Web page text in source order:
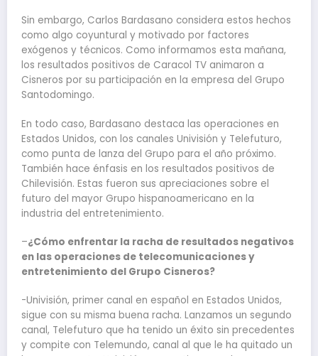
Sin embargo, Carlos Bardasano considera estos hechos
como algo coyuntural y motivado por factores
exógenos y técnicos. Como informamos esta mañana,
los resultados positivos de Caracol TV animaron a
Cisneros por su participación en la empresa del Grupo
Santodomingo.
En todo caso, Bardasano destaca las operaciones en
Estados Unidos, con los canales Univisión y Telefuturo,
como punta de lanza del Grupo para el año próximo.
También hace énfasis en los resultados positivos de
Chilevisión. Estas fueron sus apreciaciones sobre el
futuro del mayor Grupo hispanoamericano en la
industria del entretenimiento.
–¿Cómo enfrentar la racha de resultados negativos
en las operaciones de telecomunicaciones y
entretenimiento del Grupo Cisneros?
-Univisión, primer canal en español en Estados Unidos,
sigue con su misma buena racha. Lanzamos un segundo
canal, Telefuturo que ha tenido un éxito sin precedentes
y compite con Telemundo, canal al que le ha quitado un